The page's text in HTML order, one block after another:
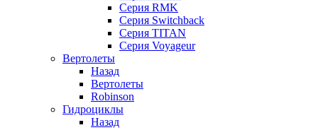
Серия RMK
Серия Switchback
Серия TITAN
Серия Voyageur
Вертолеты
Назад
Вертолеты
Robinson
Гидроциклы
Назад